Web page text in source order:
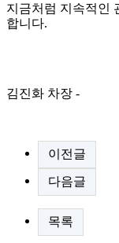
지금처럼 지속적인
합니다.
김진화 차장 -
이전글
다음글
목록